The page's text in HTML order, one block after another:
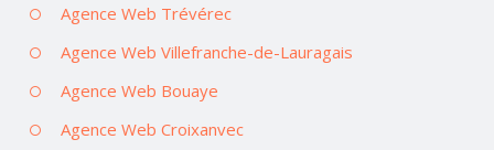
Agence Web Trévérec
Agence Web Villefranche-de-Lauragais
Agence Web Bouaye
Agence Web Croixanvec